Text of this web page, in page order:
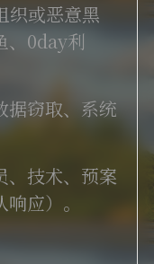
织或恶意黑
、0day利
据窃取、系统
、技术、预案
应）。